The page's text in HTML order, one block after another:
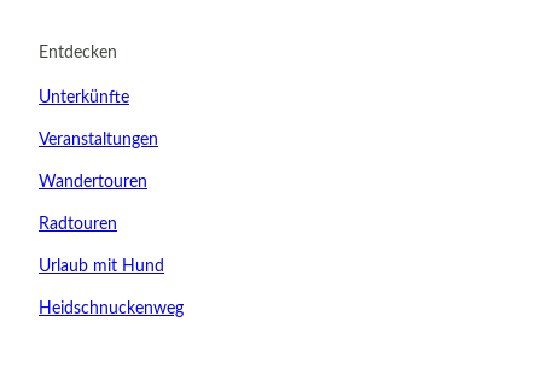
Entdecken
Unterkünfte
Veranstaltungen
Wandertouren
Radtouren
Urlaub mit Hund
Heidschnuckenweg